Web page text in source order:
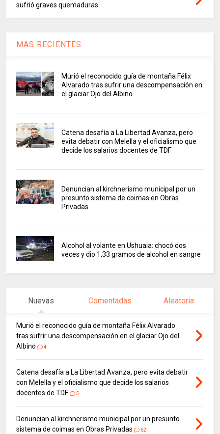
sufrió graves quemaduras
MAS RECIENTES
Murió el reconocido guía de montaña Félix
Alvarado tras sufrir una descompensación en
el glaciar Ojo del Albino
Catena desafía a La Libertad Avanza, pero
evita debatir con Melella y el oficialismo que
decide los salarios docentes de TDF
Denuncian al kirchnerismo municipal por un
presunto sistema de coimas en Obras
Privadas
Alcohol al volante en Ushuaia: chocó dos
veces y dio 1,33 gramos de alcohol en sangre
Nuevas Comentadas Aleatoria
Murió el reconocido guía de montaña Félix Alvarado
tras sufrir una descompensación en el glaciar Ojo del
Albino
4
Catena desafía a La Libertad Avanza, pero evita debatir
con Melella y el oficialismo que decide los salarios
docentes de TDF
5
Denuncian al kirchnerismo municipal por un presunto
sistema de coimas en Obras Privadas
62